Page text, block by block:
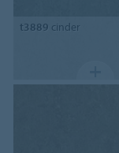
t3889 cinder